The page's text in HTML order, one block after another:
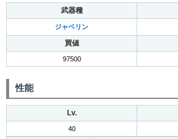
武器種
ジャベリン
買値
97500
性能
Lv.
40